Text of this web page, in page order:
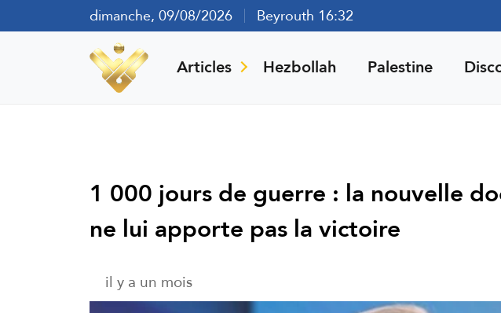
dimanche, 09/08/2026 Beyrouth 16:32
Articles Hezbollah Palestine
1 000 jours de guerre : la nouvelle
ne lui apporte pas la victoire
il y a un mois